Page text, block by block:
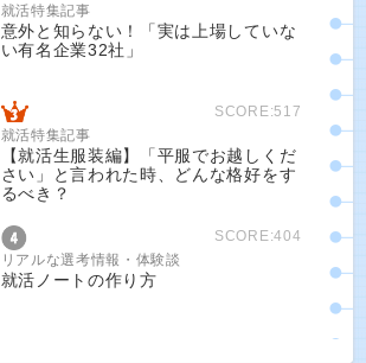
就活特集記事
意外と知らない！「実は上場していな
い有名企業32社」
SCORE:517
就活特集記事
【就活生服装編】「平服でお越しくだ
さい」と言われた時、どんな格好をす
るべき？
SCORE:404
リアルな選考情報・体験談
就活ノートの作り方